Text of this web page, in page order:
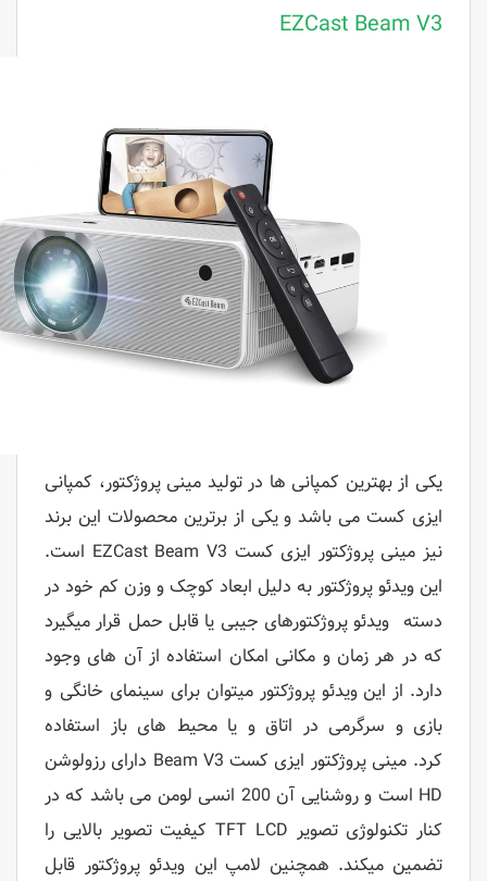
EZCast Beam V3
یکی از بهترین کمپانی ها در تولید مینی پروژکتور، کمپانی
ایزی کست می باشد و یکی از برترین محصولات این برند
نیز مینی پروژکتور ایزی کست EZCast Beam V3 است.
این ویدئو پروژکتور به دلیل ابعاد کوچک و وزن کم خود در
دسته ویدئو پروژکتورهای جیبی یا قابل حمل قرار میگیرد
که در هر زمان و مکانی امکان استفاده از آن های وجود
دارد. از این ویدئو پروژکتور میتوان برای سینمای خانگی و
بازی و سرگرمی در اتاق و یا محیط های باز استفاده
کرد. مینی پروژکتور ایزی کست Beam V3 دارای رزولوشن
HD است و روشنایی آن 200 انسی لومن می باشد که در
کنار تکنولوژی تصویر TFT LCD کیفیت تصویر بالایی را
تضمین میکند. همچنین لامپ این ویدئو پروژکتور قابل